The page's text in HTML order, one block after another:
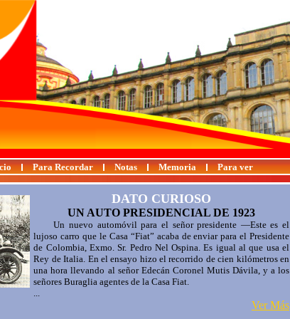
Para Recordar Notas Memoria Para ver
DATO CURIOSO
UN AUTO PRESIDENCIAL DE 1923
Un nuevo automóvil para el señor presidente —Este es el
lujoso carro que le Casa “Fiat” acaba de enviar para el Presidente
de Colombia, Exmo. Sr. Pedro Nel Ospina. Es igual al que usa el
Rey de Italia. En el ensayo hizo el recorrido de cien kilómetros en
una hora llevando al señor Edecán Coronel Mutis Dávila, y a los
señores Buraglia agentes de la Casa Fiat.
...
Ver Más